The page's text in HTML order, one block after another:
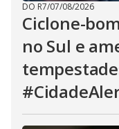
DO R7/07/08/2026
Ciclone-
no Sul e